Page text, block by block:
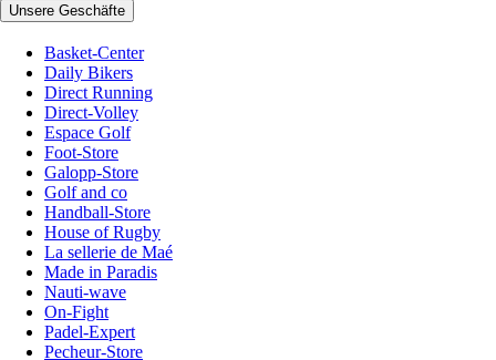
Unsere Geschäfte
Basket-Center
Daily Bikers
Direct Running
Direct-Volley
Espace Golf
Foot-Store
Galopp-Store
Golf and co
Handball-Store
House of Rugby
La sellerie de Maé
Made in Paradis
Nauti-wave
On-Fight
Padel-Expert
Pecheur-Store